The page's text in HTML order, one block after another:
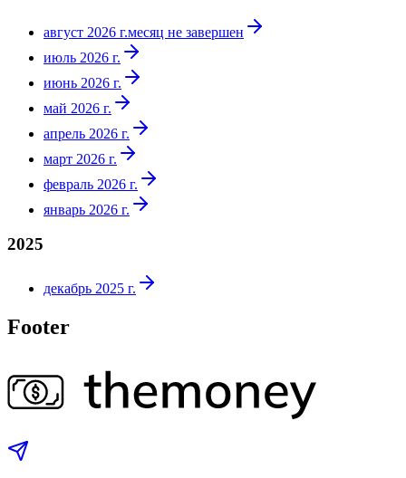
август 2026 г.месяц не завершен
июль 2026 г.
июнь 2026 г.
май 2026 г.
апрель 2026 г.
март 2026 г.
февраль 2026 г.
январь 2026 г.
2025
декабрь 2025 г.
Footer